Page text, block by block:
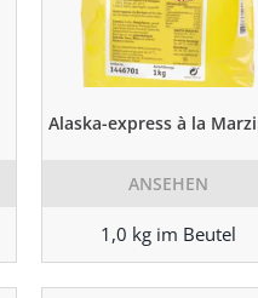
Alaska-express à la
ANSEHEN
1,0 kg im Beutel